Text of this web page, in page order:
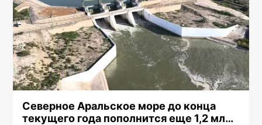
Северное Аральское море до конца
текущего года пополнится еще 1,2 млрд